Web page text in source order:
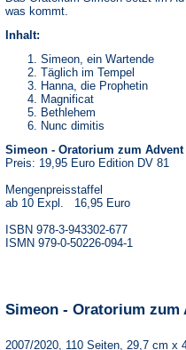
was kommt.
Inhalt:
Simeon, ein Wartende
Täglich im Tempel
Hanna, die Prophetin
Magnificat
Bethlehem
Nunc dimitis
Simeon - Oratorium zum Advent
Preis: 19,95 Euro Edition DV 81
Mengenpreisstaffel
ab 10 Expl. 16,95 Euro
ISBN 978-3-943302-677
ISMN 979-0-50226-094-1
Simeon - Oratorium zum
2007/2020, 110 Seiten, 29,7 cm x